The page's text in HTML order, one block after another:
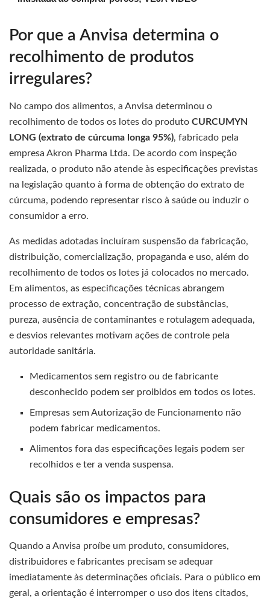
Por que a Anvisa determina o
recolhimento de produtos
irregulares?
No campo dos alimentos, a Anvisa determinou o
recolhimento de todos os lotes do produto CURCUMYN
LONG (extrato de cúrcuma longa 95%), fabricado pela
empresa Akron Pharma Ltda. De acordo com inspeção
realizada, o produto não atende às especificações previstas
na legislação quanto à forma de obtenção do extrato de
cúrcuma, podendo representar risco à saúde ou induzir o
consumidor a erro.
As medidas adotadas incluíram suspensão da fabricação,
distribuição, comercialização, propaganda e uso, além do
recolhimento de todos os lotes já colocados no mercado.
Em alimentos, as especificações técnicas abrangem
processo de extração, concentração de substâncias,
pureza, ausência de contaminantes e rotulagem adequada,
e desvios relevantes motivam ações de controle pela
autoridade sanitária.
Medicamentos sem registro ou de fabricante
desconhecido podem ser proibidos em todos os lotes.
Empresas sem Autorização de Funcionamento não
podem fabricar medicamentos.
Alimentos fora das especificações legais podem ser
recolhidos e ter a venda suspensa.
Quais são os impactos para
consumidores e empresas?
Quando a Anvisa proíbe um produto, consumidores,
distribuidores e fabricantes precisam se adequar
imediatamente às determinações oficiais. Para o público em
geral, a orientação é interromper o uso dos itens citados,